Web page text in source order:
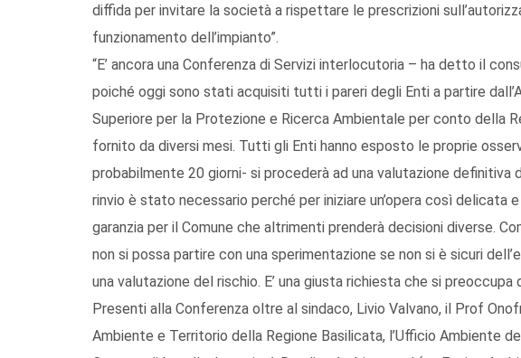
diffida per invitare la società a rispettare le prescrizioni
funzionamento dell’impianto”.
“E’ ancora una Conferenza di Servizi interlocutoria – ha detto il
poiché oggi sono stati acquisiti tutti i pareri degli Enti a partire
Superiore per la Protezione e Ricerca Ambientale per conto della
fornito da diversi mesi. Tutti gli Enti hanno esposto le proprie
probabilmente 20 giorni- si procederà ad una valutazione
rinvio è stato necessario perché per iniziare un’opera così delicata
garanzia per il Comune che altrimenti prenderà decisioni diverse.
non si possa partire con una sperimentazione se non si è sicuri
una valutazione del rischio. E’ una giusta richiesta che si preoccupa
Presenti alla Conferenza oltre al sindaco, Livio Valvano, il Prof
Ambiente e Territorio della Regione Basilicata, l’Ufficio Ambiente